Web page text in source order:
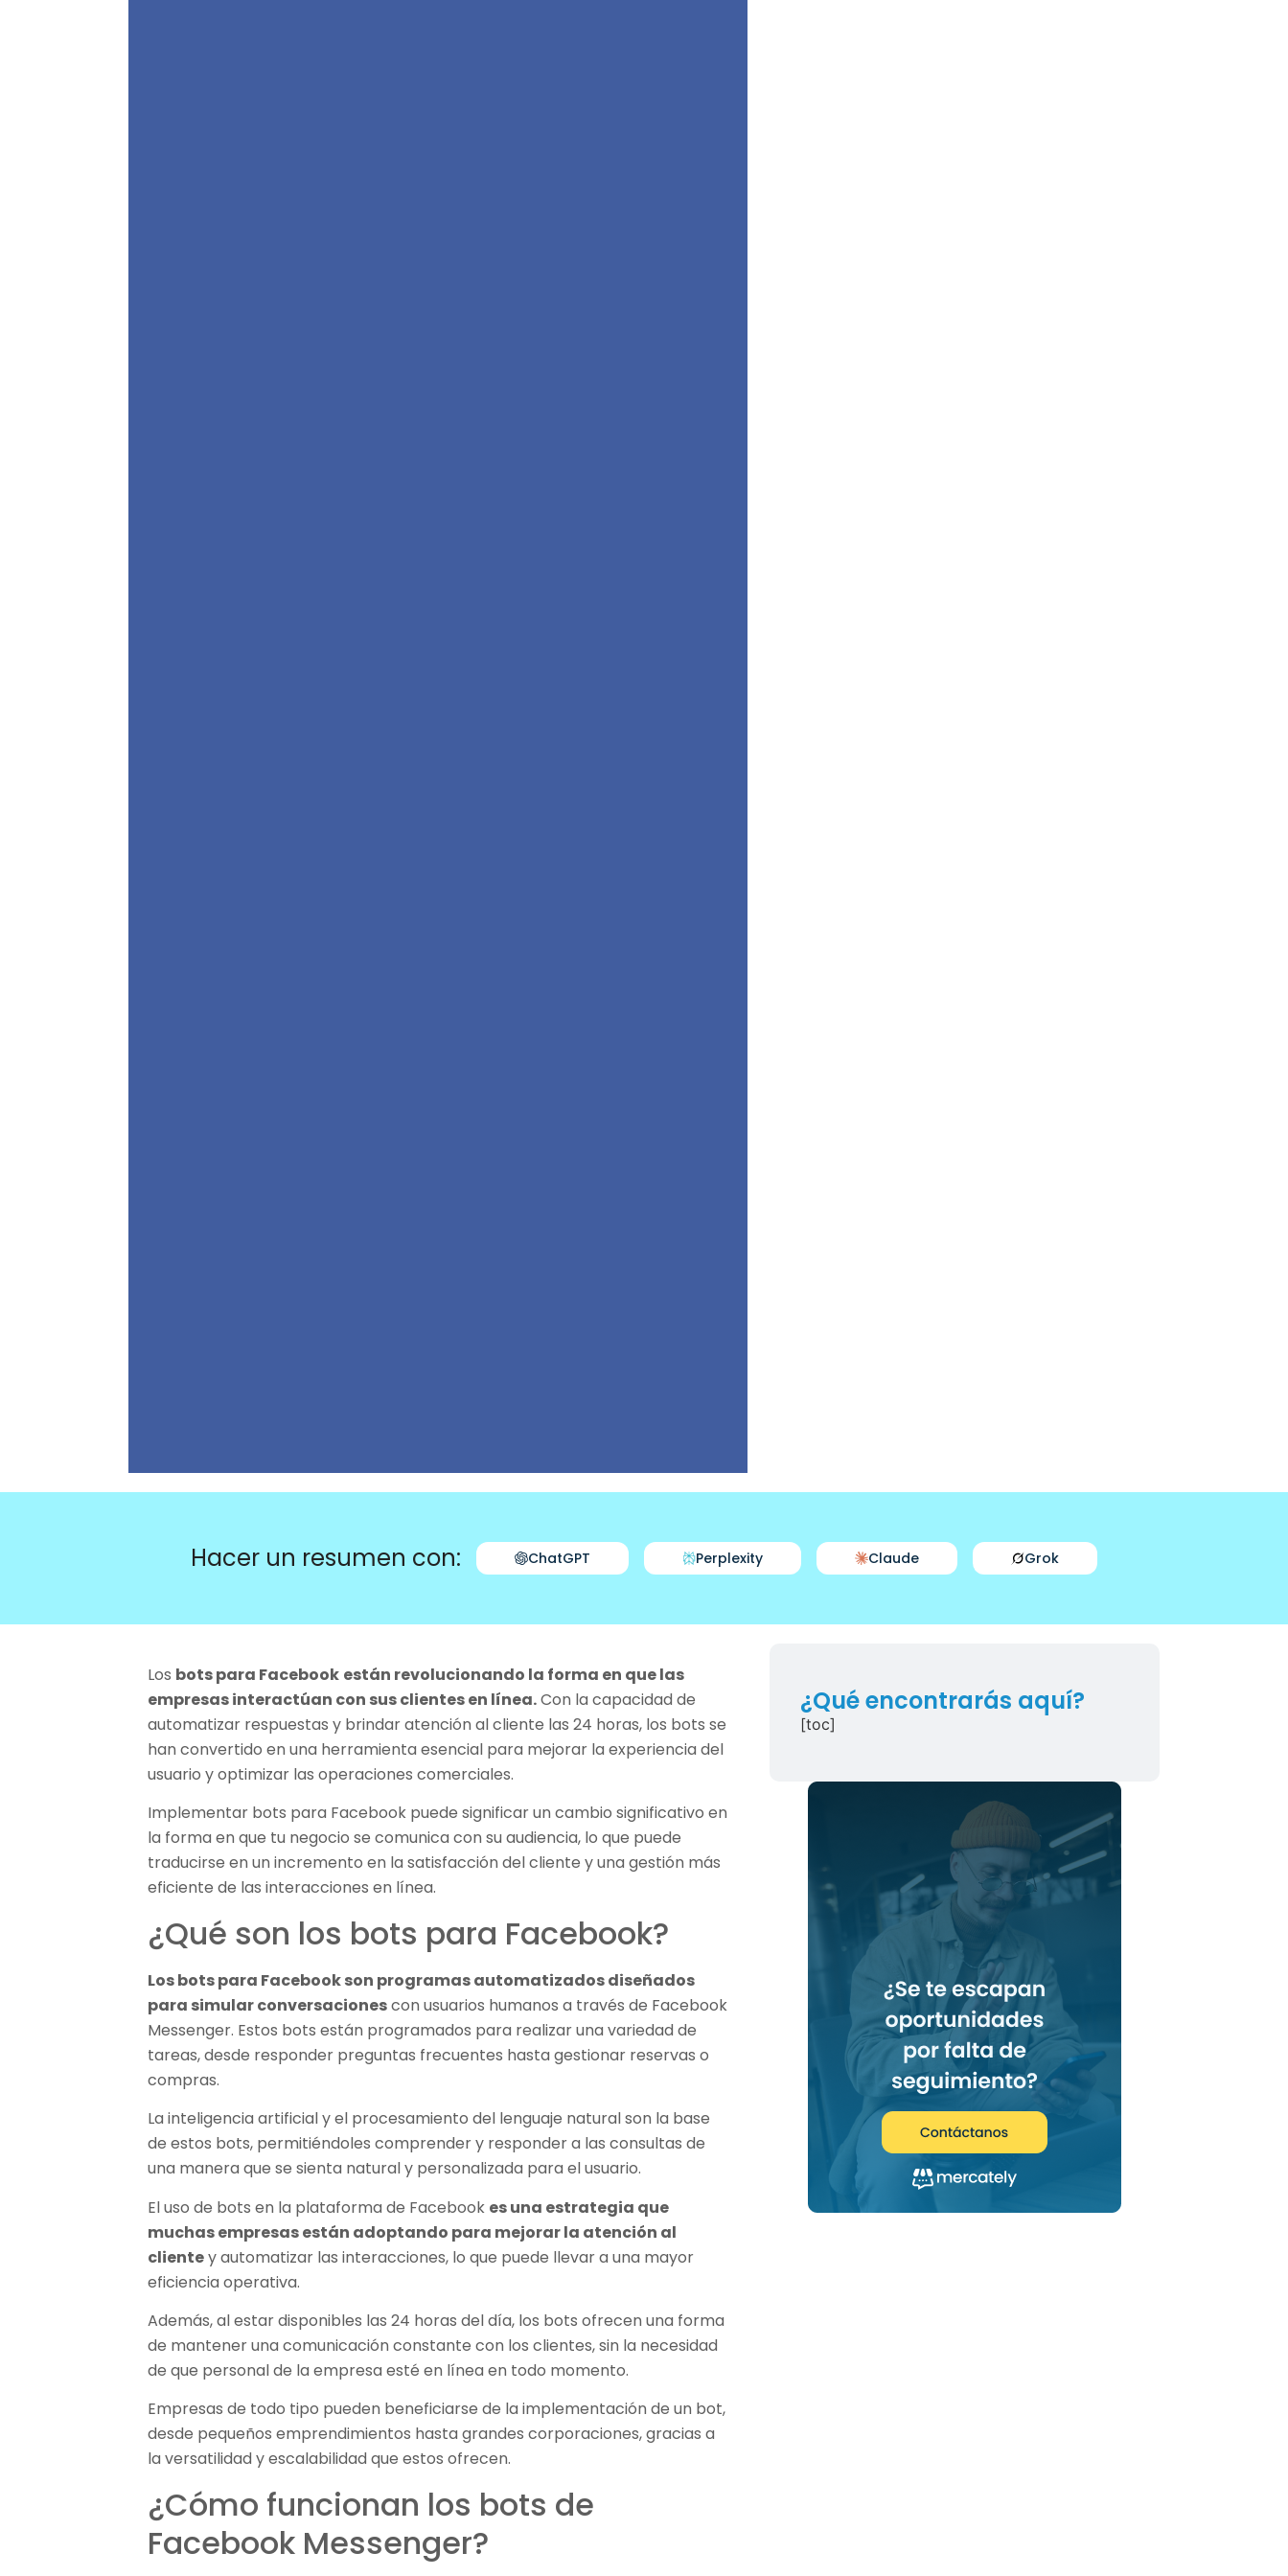
Hacer un resumen con: ChatGPT Perplexity Claude Grok
Los bots para Facebook están revolucionando la forma en que las
empresas interactúan con sus clientes en línea.Con la capacidad de
automatizar respuestas y brindar atención al cliente las 24 horas, los bots se
han convertido en una herramienta esencial para mejorar la experiencia del
usuario y optimizar las operaciones comerciales.
Implementar bots para Facebook puede significar un cambio significativo en
la forma en que tu negocio se comunica con su audiencia, lo que puede
traducirse en un incremento en la satisfacción del cliente y una gestión más
eficiente de las interacciones en línea.
¿Qué son los bots para Facebook?
Los bots para Facebook son programas automatizados diseñados
para simular conversacionescon usuarios humanos a través de Facebook
Messenger. Estos bots están programados para realizar una variedad de
tareas, desde responder preguntas frecuentes hasta gestionar reservas o
compras.
La inteligencia artificial y el procesamiento del lenguaje natural son la base
de estos bots, permitiéndoles comprender y responder a las consultas de
una manera que se sienta natural y personalizada para el usuario.
El uso de bots en la plataforma de Facebook es una estrategia que
muchas empresas están adoptando para mejorar la atención al
clientey automatizar las interacciones, lo que puede llevar a una mayor
eficiencia operativa.
Además, al estar disponibles las 24 horas del día, los bots ofrecen una forma
de mantener una comunicación constante con los clientes, sin la necesidad
de que personal de la empresa esté en línea en todo momento.
Empresas de todo tipo pueden beneficiarse de la implementación de un bot,
desde pequeños emprendimientos hasta grandes corporaciones, gracias a
la versatilidad y escalabilidad que estos ofrecen.
¿Cómo funcionan los bots de
Facebook Messenger?
¿Qué encontrarás aquí?
[toc]